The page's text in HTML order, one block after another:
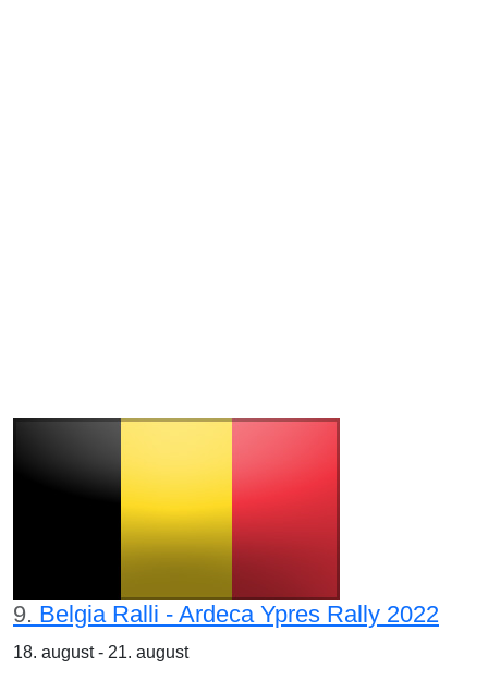
9. Belgia Ralli - Ardeca Ypres Rally 2022
18. august - 21. august